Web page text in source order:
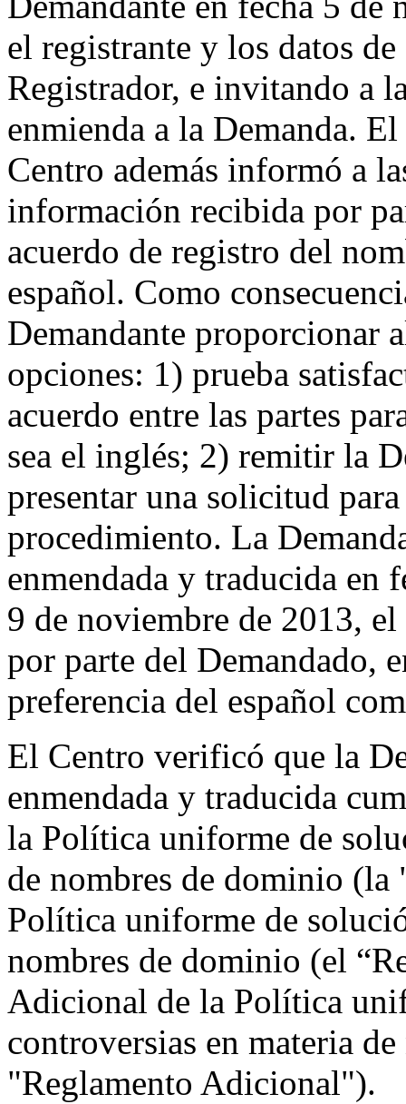
el registrante y los datos
Registrador, e invitando a
enmienda a la Demanda.
Centro además informó a
información recibida por
acuerdo de registro del
español. Como
Demandante proporcionar
opciones: 1) prueba
acuerdo entre las partes
sea el inglés; 2) remitir la
presentar una solicitud
procedimiento. La
enmendada y traducida en
9 de noviembre de 2013,
por parte del Demandado,
preferencia del español
El Centro verificó que la
enmendada y traducida
la Política uniforme de
de nombres de dominio
Política uniforme de
nombres de dominio (el
Adicional de la Política
controversias en materia
"Reglamento Adicional").